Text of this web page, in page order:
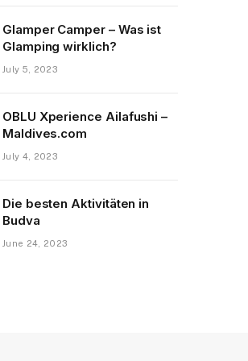
Glamper Camper – Was ist
Glamping wirklich?
July 5, 2023
OBLU Xperience Ailafushi –
Maldives.com
July 4, 2023
Die besten Aktivitäten in
Budva
June 24, 2023